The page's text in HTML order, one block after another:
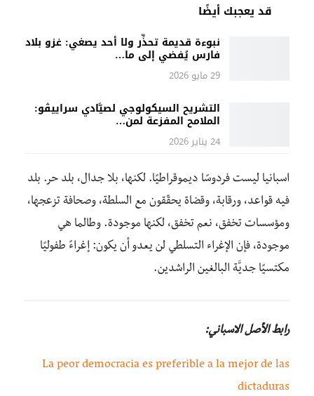
قد يعجبك أيضًا
نبوءة قديمة تحذِّر ولا أحد يصغي: غزو بلاد
فارس يُفضي إلى ما…
29 مايو 2026
التشريح السيكولوجي لصيَّادي سراييڤو:
الملامح المفزعة لمن…
24 يناير 2026
اسبانيا ليست فردوسًا ديموقراطيًا. لكنها، بلا جدال، بلد حر. بلد
فيه قواعد، ورقابة، وقضاة يحقّقون مع السلطة، وصحافة تزعجها،
ومؤسسات تخفق، نعم تخفق، لكنها موجودة. وطالما هي
موجودة، فإن الإغراء التسلطي لن يعدو أن يكون: إغراءً طفوليًا
مكتسيًا جديَّة البالغين الراشدين.
رابط الأصل الاسباني:
La peor democracia es preferible a la mejor de las
dictaduras